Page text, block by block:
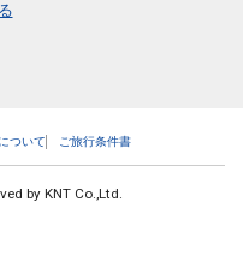
ついて ご旅行条件書
by KNT Co.,Ltd.